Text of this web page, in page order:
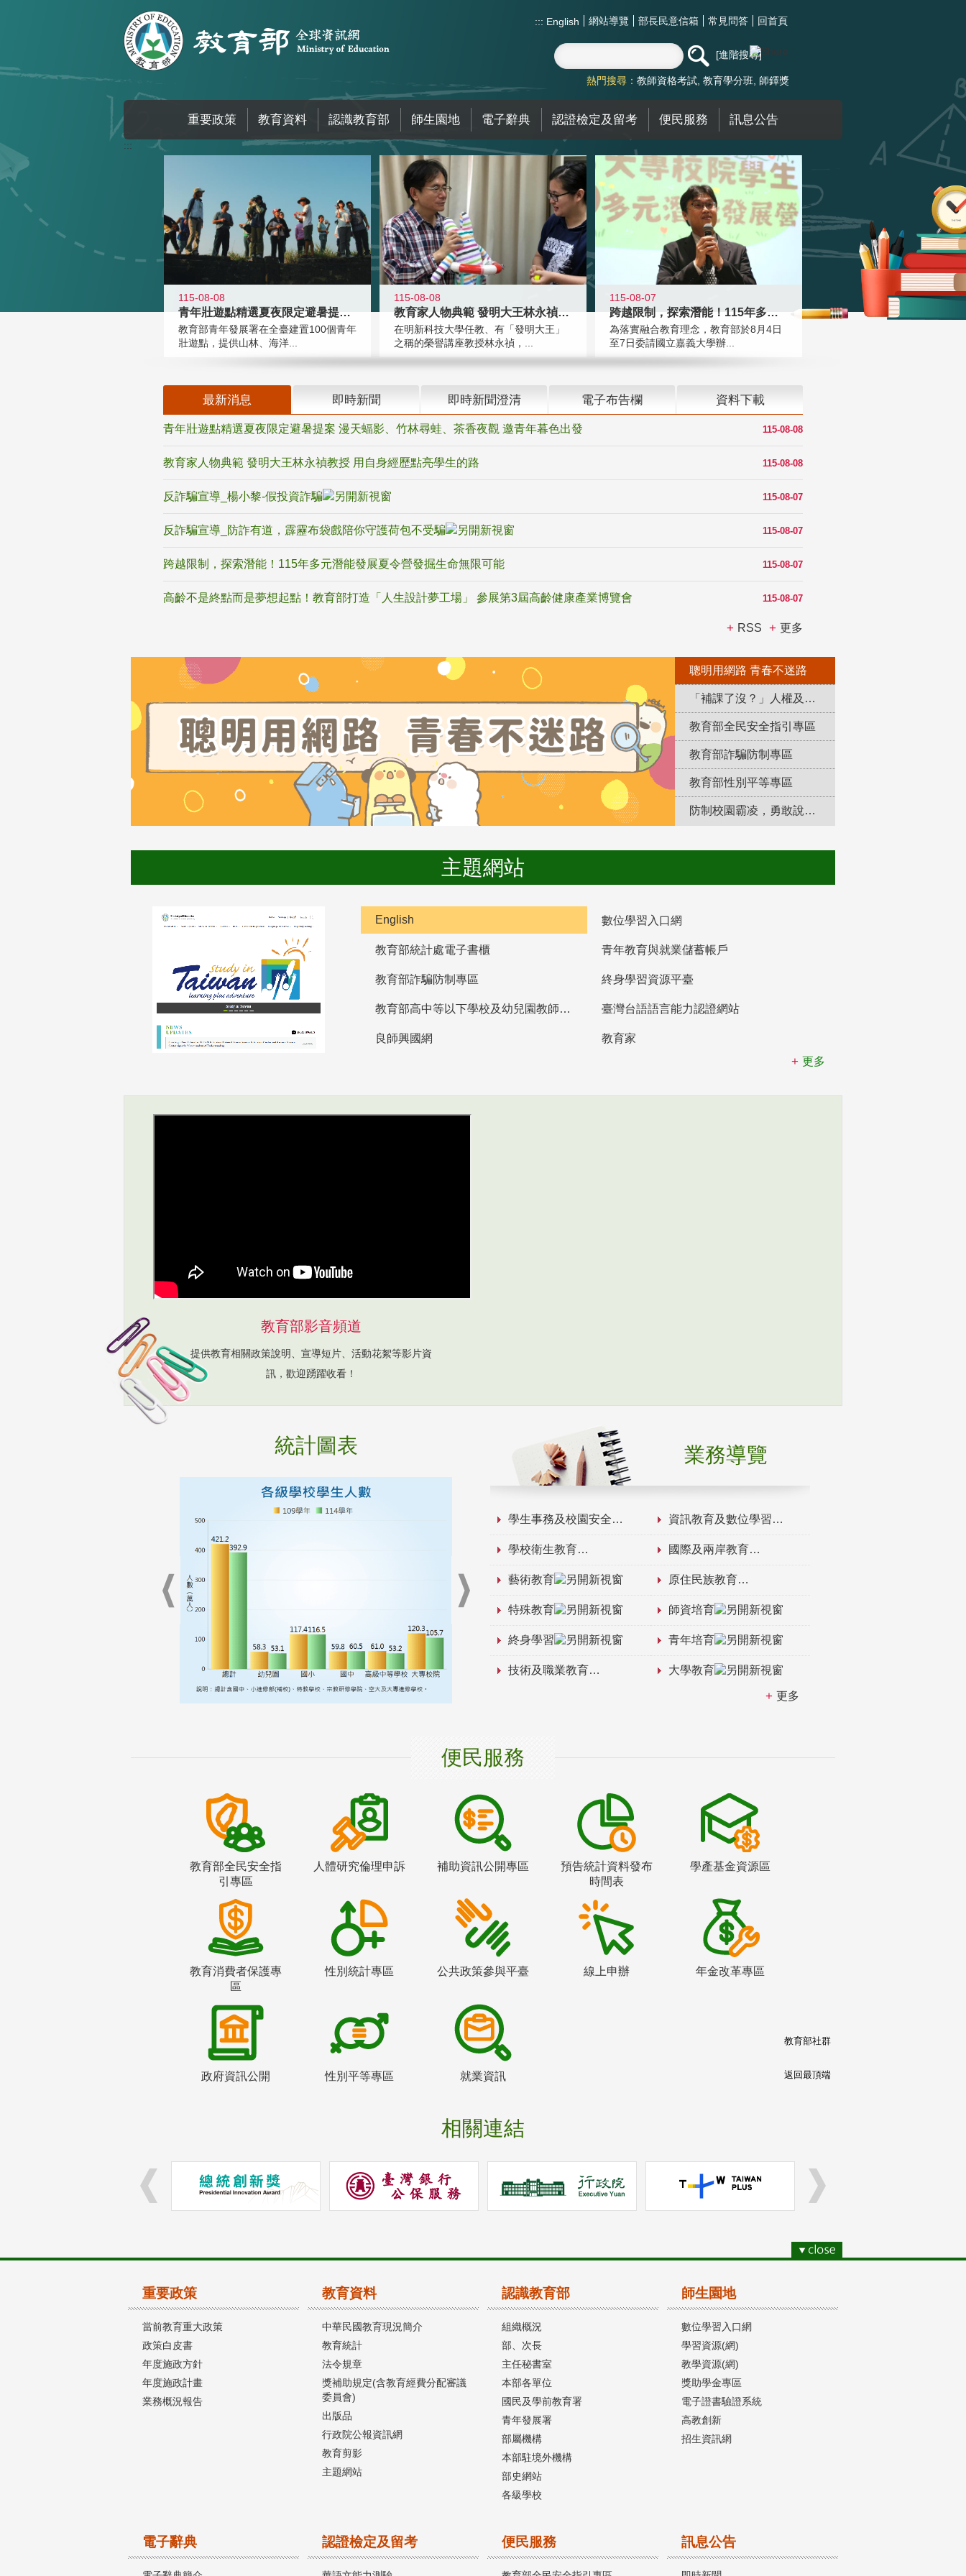
::: English 網站導覽 部長民意信箱 常見問答 回首頁
進階搜尋
熱門搜尋： 教師資格考試 教育學分班 師鐸獎
重要政策 教育資料 認識教育部 師生園地 電子辭典 認證檢定及留考 便民服務 訊息公告
:::
115-08-08
青年壯遊點精選夏夜限定避暑提案 漫
教育部青年發展署在全臺建置100個青年
壯遊點，提供山林、海洋...
115-08-08
教育家人物典範 發明大王林永禎教授
在明新科技大學任教、有「發明大王」
之稱的榮譽講座教授林永禎，...
115-08-07
跨越限制，探索潛能！115年多元潛
為落實融合教育理念，教育部於8月4日
至7日委請國立嘉義大學辦...
最新消息 即時新聞 即時新聞澄清 電子布告欄 資料下載
115-08-08
青年壯遊點精選夏夜限定避暑提案 漫天蝠影、竹林尋蛙、茶香夜觀 邀青年暮色出發
115-08-08
教育家人物典範 發明大王林永禎教授 用自身經歷點亮學生的路
115-08-07
反詐騙宣導_楊小黎-假投資詐騙
115-08-07
反詐騙宣導_防詐有道，霹靂布袋戲陪你守護荷包不受騙
115-08-07
跨越限制，探索潛能！115年多元潛能發展夏令營發掘生命無限可能
115-08-07
高齡不是終點而是夢想起點！教育部打造「人生設計夢工場」 參展第3屆高齡健康產業博覽會
RSS 更多
聰明用網路 青春不迷路
「補課了沒？」人權及轉型正義教育專區
教育部全民安全指引專區
教育部詐騙防制專區
教育部性別平等專區
防制校園霸凌，勇敢說出來！
主題網站
English 數位學習入口網
教育部統計處電子書櫃 青年教育與就業儲蓄帳戶
教育部詐騙防制專區 終身學習資源平臺
教育部高中等以下學校及幼兒園教師資格檢定考試 臺灣台語語言能力認證網站
良師興國網
教育家
更多
教育部影音頻道
提供教育相關政策說明、宣導短片、活動花絮等影片資
訊，歡迎踴躍收看！
統計圖表 業務導覽
學生事務及校園安全 資訊教育及數位學習
學校衛生教育 國際及兩岸教育
藝術教育 原住民族教育
特殊教育 師資培育
終身學習 青年培育
技術及職業教育 大學教育
更多
便民服務
教育部全民安全指
引專區
人體研究倫理申訴 補助資訊公開專區
預告統計資料發布
時間表
學產基金資源區
教育消費者保護專
區
性別統計專區 公共政策參與平臺 線上申辦 年金改革專區
政府資訊公開 性別平等專區 就業資訊
相關連結
教育部社群
返回最頂端
重要政策
當前教育重大政策
政策白皮書
年度施政方針
年度施政計畫
業務概況報告
教育資料
中華民國教育現況簡介
教育統計
法令規章
獎補助規定(含教育經費分配審議
委員會)
出版品
行政院公報資訊網
教育剪影
主題網站
認識教育部
組織概況
部、次長
主任秘書室
本部各單位
國民及學前教育署
青年發展署
部屬機構
本部駐境外機構
部史網站
各級學校
師生園地
數位學習入口網
學習資源(網)
教學資源(網)
獎助學金專區
電子證書驗證系統
高教創新
招生資訊網
電子辭典 認證檢定及留考 便民服務 訊息公告